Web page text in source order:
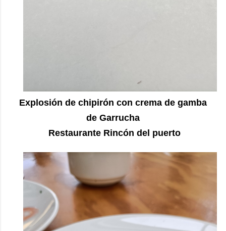
Explosión de chipirón con crema de gamba
de Garrucha
Restaurante Rincón del puerto